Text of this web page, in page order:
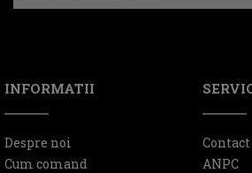
INFORMATII
Despre noi
Cum comand
Contact
ANPC